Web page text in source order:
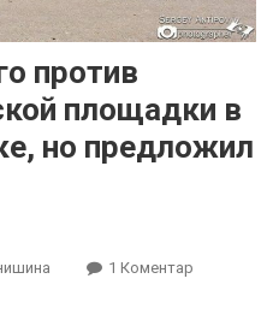
против
площадки в
но предложил
1 КоментарДо